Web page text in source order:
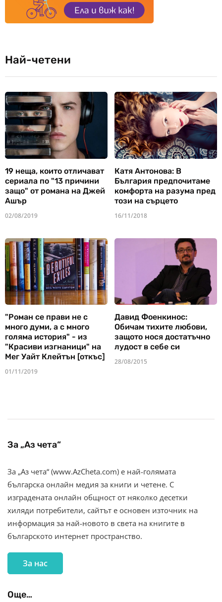
Най-четени
19 неща, които отличават
сериала по "13 причини
защо" от романа на Джей
Ашър
02/08/2019
Катя Антонова: В
България предпочитаме
комфорта на разума пред
този на сърцето
16/11/2018
"Роман се прави не с
много думи, а с много
голяма история" - из
"Красиви изгнаници" на
Мег Уайт Клейтън [откъс]
01/11/2019
Давид Фоенкинос:
Обичам тихите любови,
защото нося достатъчно
лудост в себе си
28/08/2015
За „Аз чета“
За „Аз чета“ (www.AzCheta.com) е най-голямата
българска онлайн медия за книги и четене. С
изградената онлайн общност от няколко десетки
хиляди потребители, сайтът е основен източник на
информация за най-новото в света на книгите в
българското интернет пространство.
За нас
Още…